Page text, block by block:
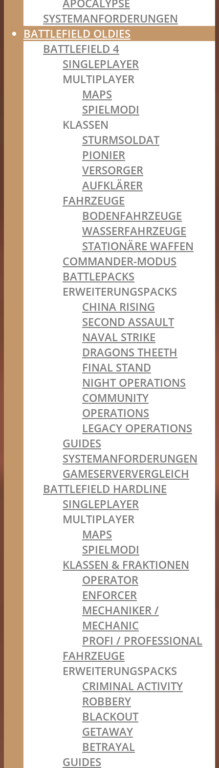
APOCALYPSE
SYSTEMANFORDERUNGEN
BATTLEFIELD OLDIES
BATTLEFIELD 4
SINGLEPLAYER
MULTIPLAYER
MAPS
SPIELMODI
KLASSEN
STURMSOLDAT
PIONIER
VERSORGER
AUFKLÄRER
FAHRZEUGE
BODENFAHRZEUGE
WASSERFAHRZEUGE
STATIONÄRE WAFFEN
COMMANDER-MODUS
BATTLEPACKS
ERWEITERUNGSPACKS
CHINA RISING
SECOND ASSAULT
NAVAL STRIKE
DRAGONS THEETH
FINAL STAND
NIGHT OPERATIONS
COMMUNITY
OPERATIONS
LEGACY OPERATIONS
GUIDES
SYSTEMANFORDERUNGEN
GAMESERVERVERGLEICH
BATTLEFIELD HARDLINE
SINGLEPLAYER
MULTIPLAYER
MAPS
SPIELMODI
KLASSEN & FRAKTIONEN
OPERATOR
ENFORCER
MECHANIKER /
MECHANIC
PROFI / PROFESSIONAL
FAHRZEUGE
ERWEITERUNGSPACKS
CRIMINAL ACTIVITY
ROBBERY
BLACKOUT
GETAWAY
BETRAYAL
GUIDES